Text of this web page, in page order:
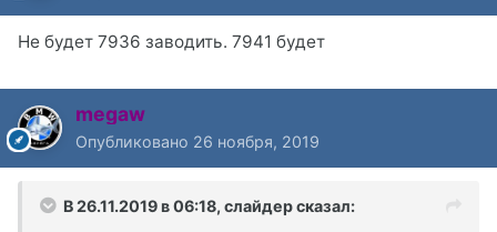
Не будет 7936 заводить. 7941 будет
megaw
Опубликовано 26 ноября, 2019
В 26.11.2019 в 06:18, слайдерсказал: